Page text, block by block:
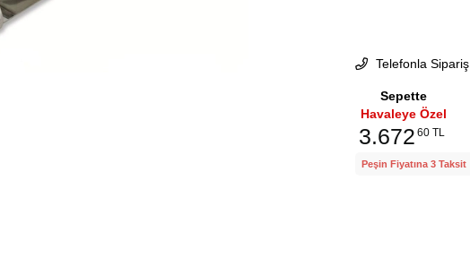
Telefonla Sipariş
Sepette
Havaleye Özel
3.672 60 TL
Peşin Fiyatına 3 Taksit